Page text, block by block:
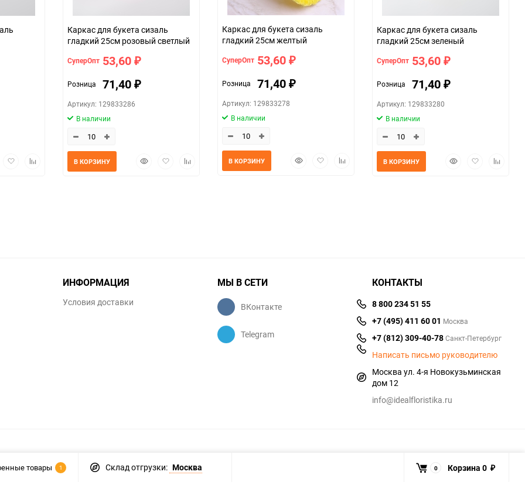
ДобавитьДобавить
Каркас для букета сизаль
гладкий 25см розовый светлый
СуперОпт 53,60 ₽
Розница 71,40 ₽
Артикул: 129833286
В наличии
БыстрыйДобавитьДобавить
В КОРЗИНУ
Каркас для букета сизаль
гладкий 25см желтый
СуперОпт 53,60 ₽
Розница 71,40 ₽
Артикул: 129833278
В наличии
БыстрыйДобавитьДобавить
В КОРЗИНУ
Каркас для букета сизаль
гладкий 25см зеленый
СуперОпт 53,60 ₽
Розница 71,40 ₽
Артикул: 129833280
В наличии
БыстрыйДобавить
В КОРЗИНУ
ИНФОРМАЦИЯ
Условия доставки
МЫ В СЕТИ
ВКонтакте
Telegram
КОНТАКТЫ
8 800 234 51 55
+7 (495) 411 60 01 Москва
+7 (812) 309-40-78Санкт-Петербург
Написать письмо руководителю
Москва ул. 4-я Новокузьминская
дом 12
info@idealfloristika.ru
товары 1 Склад отгрузки: Москва 0 Корзина 0 ₽